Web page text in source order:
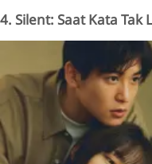
4. Silent: Saat Kata